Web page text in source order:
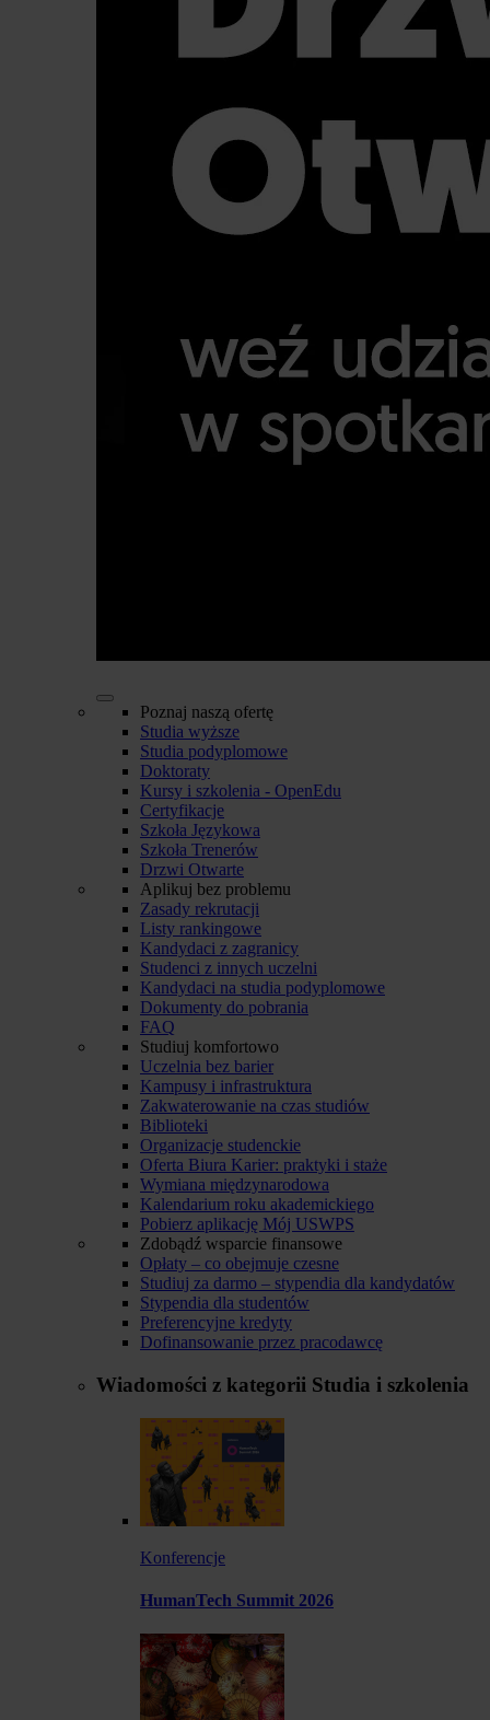
Poznaj naszą ofertę
Studia wyższe
Studia podyplomowe
Doktoraty
Kursy i szkolenia - OpenEdu
Certyfikacje
Szkoła Językowa
Szkoła Trenerów
Drzwi Otwarte
Aplikuj bez problemu
Zasady rekrutacji
Listy rankingowe
Kandydaci z zagranicy
Studenci z innych uczelni
Kandydaci na studia podyplomowe
Dokumenty do pobrania
FAQ
Studiuj komfortowo
Uczelnia bez barier
Kampusy i infrastruktura
Zakwaterowanie na czas studiów
Biblioteki
Organizacje studenckie
Oferta Biura Karier: praktyki i staże
Wymiana międzynarodowa
Kalendarium roku akademickiego
Pobierz aplikację Mój USWPS
Zdobądź wsparcie finansowe
Opłaty – co obejmuje czesne
Studiuj za darmo – stypendia dla kandydatów
Stypendia dla studentów
Preferencyjne kredyty
Dofinansowanie przez pracodawcę
Wiadomości z kategorii Studia i szkolenia
Konferencje
HumanTech Summit 2026